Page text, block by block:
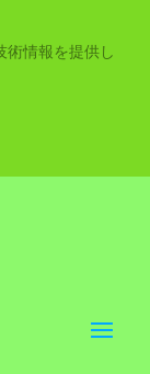
術情報を提供し